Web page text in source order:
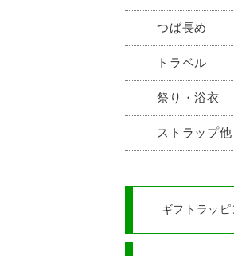
つば長め
トラベル
祭り・浴衣
ストラップ他
ギフトラッピ